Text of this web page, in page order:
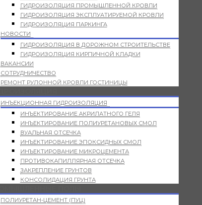
ГИДРОИЗОЛЯЦИЯ ПРОМЫШЛЕННОЙ КРОВЛИ
ГИДРОИЗОЛЯЦИЯ ЭКСПЛУАТИРУЕМОЙ КРОВЛИ
ГИДРОИЗОЛЯЦИЯ ПАРКИНГА
НОВОСТИ
ГИДРОИЗОЛЯЦИЯ В ДОРОЖНОМ СТРОИТЕЛЬСТВЕ
ГИДРОИЗОЛЯЦИЯ КИРПИЧНОЙ КЛАДКИ
ВАКАНСИИ
СОТРУДНИЧЕСТВО
РЕМОНТ РУЛОННОЙ КРОВЛИ ГОСТИНИЦЫ
ИНЪЕКЦИОННАЯ ГИДРОИЗОЛЯЦИЯ
ИНЪЕКТИРОВАНИЕ АКРИЛАТНОГО ГЕЛЯ
ИНЪЕКТИРОВАНИЕ ПОЛИУРЕТАНОВЫХ СМОЛ
ВУАЛЬНАЯ ОТСЕЧКА
ИНЪЕКТИРОВАНИЕ ЭПОКСИДНЫХ СМОЛ
ИНЪЕКТИРОВАНИЕ МИКРОЦЕМЕНТА
ПРОТИВОКАПИЛЛЯРНАЯ ОТСЕЧКА
ЗАКРЕПЛЕНИЕ ГРУНТОВ
КОНСОЛИДАЦИЯ ГРУНТА
ПОЛИУРЕТАН-ЦЕМЕНТ (ПУЦ)